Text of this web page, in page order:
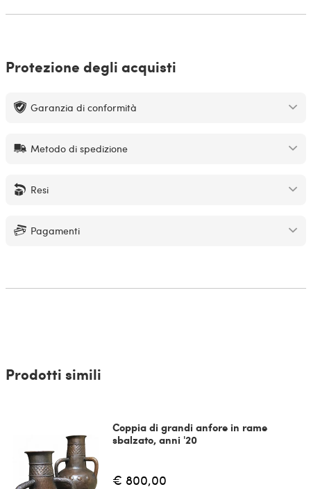
Protezione degli acquisti
Garanzia di conformità
Metodo di spedizione
Resi
Pagamenti
Prodotti simili
Coppia di grandi anfore in rame
sbalzato, anni '20
€ 800,00